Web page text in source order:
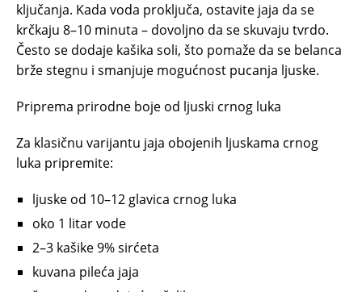
ključanja. Kada voda proključa, ostavite jaja da se
krčkaju 8–10 minuta – dovoljno da se skuvaju tvrdo.
Često se dodaje kašika soli, što pomaže da se belanca
brže stegnu i smanjuje mogućnost pucanja ljuske.
Priprema prirodne boje od ljuski crnog luka
Za klasičnu varijantu jaja obojenih ljuskama crnog
luka pripremite:
ljuske od 10–12 glavica crnog luka
oko 1 litar vode
2–3 kašike 9% sirćeta
kuvana pileća jaja